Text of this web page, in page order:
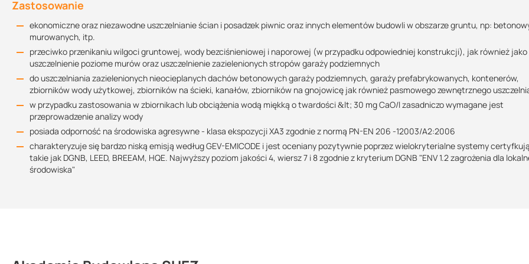
Zastosowanie
ekonomiczne oraz niezawodne uszczelnianie ścian i posadzek piwnic oraz innych elementów budowli w obszarze gruntu, np:
murowanych, itp.
przeciwko przenikaniu wilgoci gruntowej, wody bezciśnieniowej i naporowej (w przypadku odpowiedniej konstrukcji), jak również jako
uszczelnienie poziome murów oraz uszczelnienie zazielenionych stropów garaży podziemnych
do uszczelniania zazielenionych nieocieplanych dachów betonowych garaży podziemnych, garaży prefabrykowanych, kontenerów,
zbiorników wody użytkowej, zbiorników na ścieki, kanałów, zbiorników na gnojowicę jak również pasmowego zewnętrznego
w przypadku zastosowania w zbiornikach lub obciążenia wodą miękką o twardości &lt; 30 mg CaO/l zasadniczo wymagane jest
przeprowadzenie analizy wody
posiada odporność na środowiska agresywne - klasa ekspozycji XA3 zgodnie z normą PN-EN 206 -12003/A2:2006
charakteryzuje się bardzo niską emisją według GEV-EMICODE i jest oceniany pozytywnie poprzez wielokryterialne systemy
takie jak DGNB, LEED, BREEAM, HQE. Najwyższy poziom jakości 4, wiersz 7 i 8 zgodnie z kryterium DGNB "ENV 1.2 zagrożenia dla
środowiska"
Uwagi dotyczące montażu
Podłoża należy zwilżyć tak, aby powierzchnie podczas nanoszenia były matowo-wilgotne.
Opakowanie
składnik A - komponent proszkowy 25 kg (worek, ean: 4035854046825)
składnik B - komponent płynny 10 kg (wiadro, ean: 4035854046948)